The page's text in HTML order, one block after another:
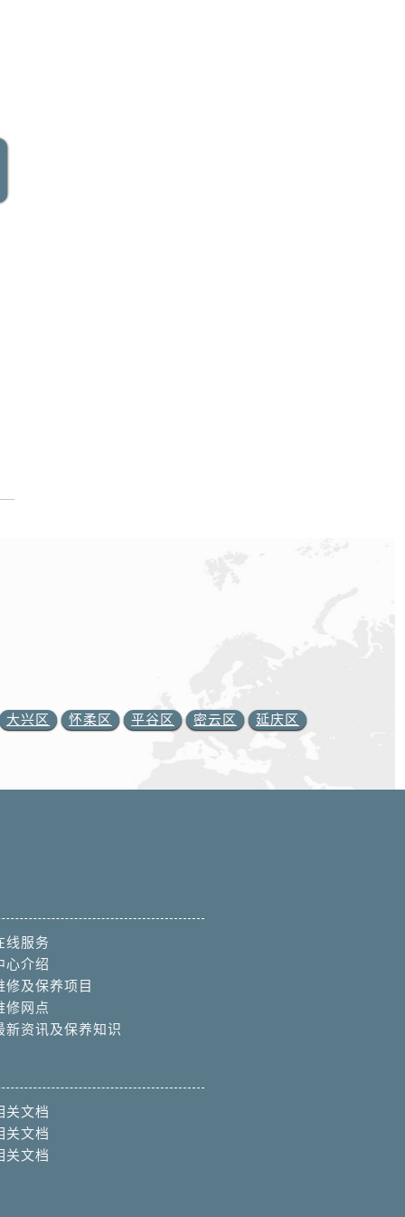
大兴区 怀柔区 平谷区 密云区 延庆区
线服务
心介绍
修及保养项目
修网点
新资讯及保养知识
关文档
关文档
关文档